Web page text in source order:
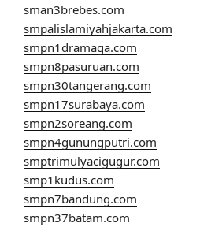
sman3brebes.com
smpalislamiyahjakarta.com
smpn1dramaga.com
smpn8pasuruan.com
smpn30tangerang.com
smpn17surabaya.com
smpn2soreang.com
smpn4gunungputri.com
smptrimulyacigugur.com
smp1kudus.com
smpn7bandung.com
smpn37batam.com